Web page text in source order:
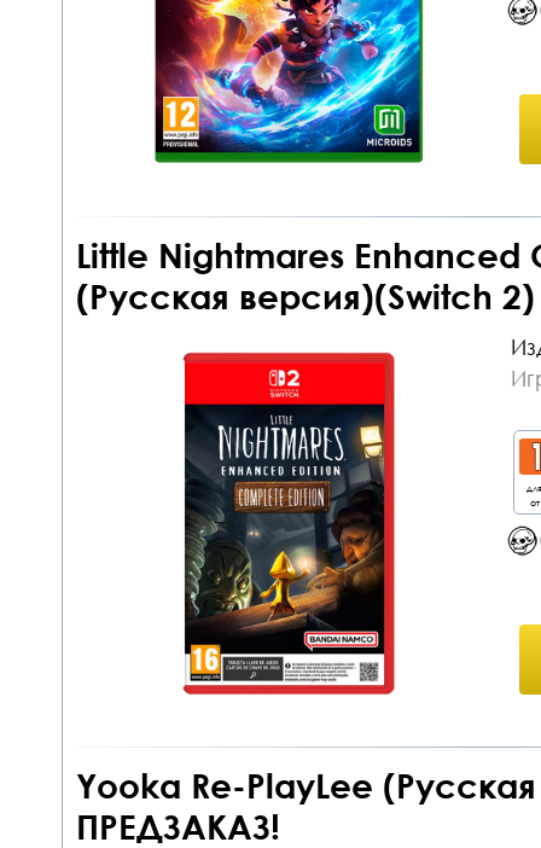
Little Nightmares Enhanced
(Русская версия)(Switch
Yooka Re-PlayLee
ПРЕДЗАКАЗ!